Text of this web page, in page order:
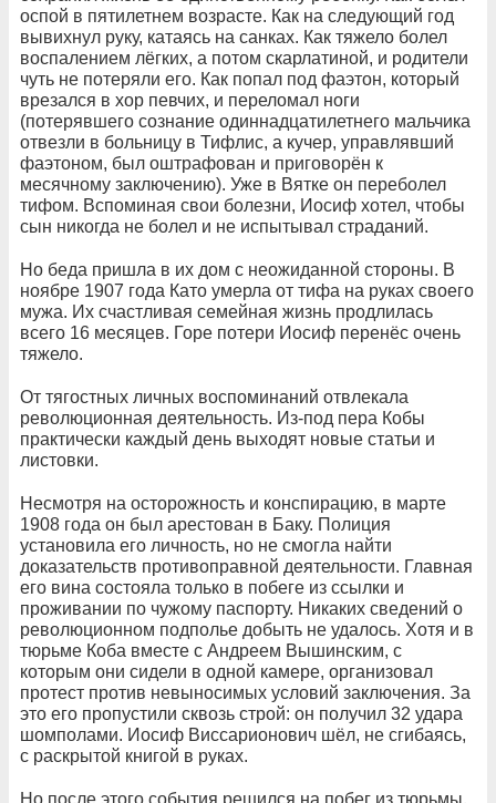
оспой в пятилетнем возрасте. Как на следующий год
вывихнул руку, катаясь на санках. Как тяжело болел
воспалением лёгких, а потом скарлатиной, и родители
чуть не потеряли его. Как попал под фаэтон, который
врезался в хор певчих, и переломал ноги
(потерявшего сознание одиннадцатилетнего мальчика
отвезли в больницу в Тифлис, а кучер, управлявший
фаэтоном, был оштрафован и приговорён к
месячному заключению). Уже в Вятке он переболел
тифом. Вспоминая свои болезни, Иосиф хотел, чтобы
сын никогда не болел и не испытывал страданий.
Но беда пришла в их дом с неожиданной стороны. В
ноябре 1907 года Като умерла от тифа на руках своего
мужа. Их счастливая семейная жизнь продлилась
всего 16 месяцев. Горе потери Иосиф перенёс очень
тяжело.
От тягостных личных воспоминаний отвлекала
революционная деятельность. Из-под пера Кобы
практически каждый день выходят новые статьи и
листовки.
Несмотря на осторожность и конспирацию, в марте
1908 года он был арестован в Баку. Полиция
установила его личность, но не смогла найти
доказательств противоправной деятельности. Главная
его вина состояла только в побеге из ссылки и
проживании по чужому паспорту. Никаких сведений о
революционном подполье добыть не удалось. Хотя и в
тюрьме Коба вместе с Андреем Вышинским, с
которым они сидели в одной камере, организовал
протест против невыносимых условий заключения. За
это его пропустили сквозь строй: он получил 32 удара
шомполами. Иосиф Виссарионович шёл, не сгибаясь,
с раскрытой книгой в руках.
Но после этого события решился на побег из тюрьмы,